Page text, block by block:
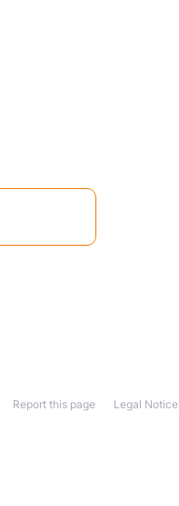
Legal Notice
Report this page